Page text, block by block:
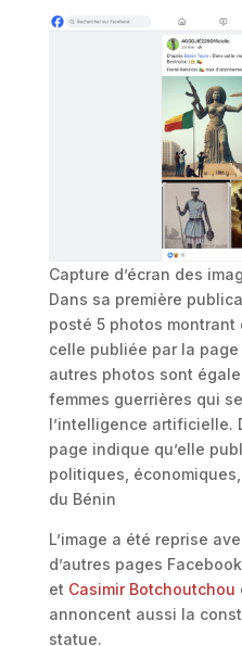
Capture d’écran des
Dans sa première
posté 5 photos
celle publiée par la page
autres photos sont
femmes guerrières qui
l’intelligence artificielle.
page indique qu’elle
politiques,
du Bénin
L’image a été reprise
d’autres pages
et Casimir Botchoutchou
annoncent aussi la
statue.